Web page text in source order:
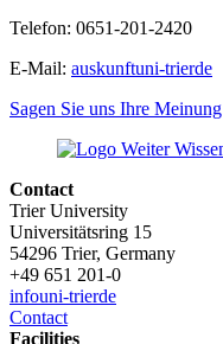
Telefon: 0651-201-2420
E-Mail: auskunftuni-trierde
Sagen Sie uns Ihre Meinung
Contact
Trier University
Universitätsring 15
54296 Trier, Germany
+49 651 201-0
infouni-trierde
Contact
Facilities